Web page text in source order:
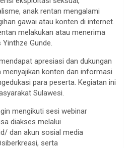
anak rentan mengalami
gawai atau konten di internet.
melakukan atau menerima
Yinthze Gunde.
apresiasi dan dukungan
menyajikan konten dan informasi
para peserta. Kegiatan ini
Sulawesi.
mengikuti sesi webinar
diakses melalui
dan akun sosial media
serta